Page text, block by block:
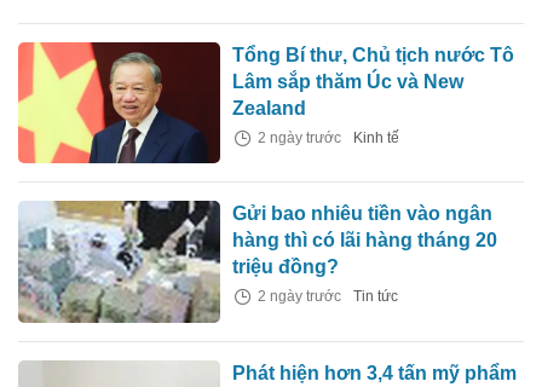
Tổng Bí thư, Chủ tịch nước Tô
Lâm sắp thăm Úc và New
Zealand
2 ngày trước Kinh tế
Gửi bao nhiêu tiền vào ngân
hàng thì có lãi hàng tháng 20
triệu đồng?
2 ngày trước Tin tức
Phát hiện hơn 3,4 tấn mỹ phẩm